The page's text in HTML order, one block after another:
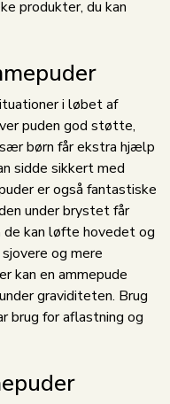
produkter, du kan
i løbet af
puden god støtte,
børn får ekstra hjælp
sidde sikkert med
er også fantastiske
under brystet får
kan løfte hovedet og
og mere
kan en ammepude
graviditeten. Brug
brug for aflastning og